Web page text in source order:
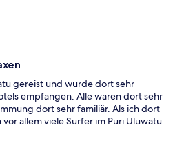
gereist und wurde dort sehr
empfangen. Alle waren dort sehr
dort sehr familiär. Als ich dort
allem viele Surfer im Puri Uluwatu